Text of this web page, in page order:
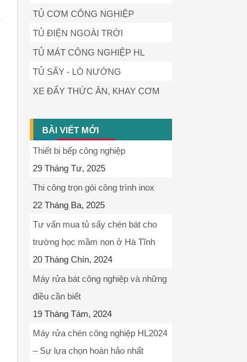
TỦ CƠM CÔNG NGHIỆP
TỦ ĐIỆN NGOÀI TRỜI
TỦ MÁT CÔNG NGHIỆP HL
TỦ SẤY - LÒ NƯỚNG
XE ĐẨY THỨC ĂN, KHAY CƠM
BÀI VIẾT MỚI
Thiết bị bếp công nghiệp
29 Tháng Tư, 2025
Thi công trọn gói công trình inox
22 Tháng Ba, 2025
Tư vấn mua tủ sấy chén bát cho
trường học mầm non ở Hà Tĩnh
20 Tháng Chín, 2024
Máy rửa bát công nghiệp và những
điều cần biết
19 Tháng Tám, 2024
Máy rửa chén công nghiệp HL2024
– Sự lựa chọn hoàn hảo nhất